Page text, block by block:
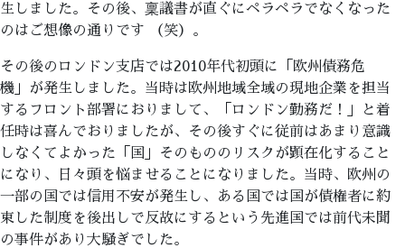
生しました。その後、稟議書が直ぐにペラペラでなくなった
のはご想像の通りです （笑）。
その後のロンドン支店では2010年代初頭に「欧州債務危
機」が発生しました。当時は欧州地域全域の現地企業を担当
するフロント部署におりまして、「ロンドン勤務だ！」と着
任時は喜んでおりましたが、その後すぐに従前はあまり意識
しなくてよかった「国」そのもののリスクが顕在化すること
になり、日々頭を悩ませることになりました。当時、欧州の
一部の国では信用不安が発生し、ある国では国が債権者に約
束した制度を後出しで反故にするという先進国では前代未聞
の事件があり大騒ぎでした。